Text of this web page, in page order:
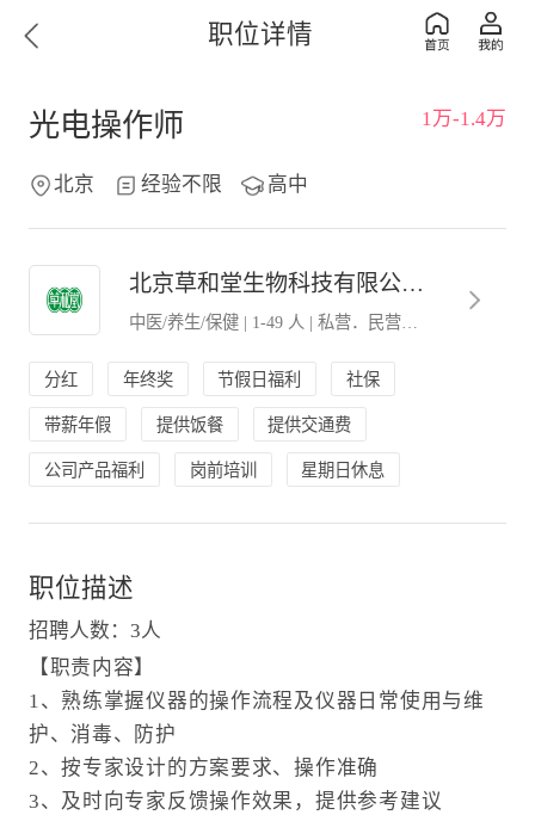
职位详情
光电操作师 1万-1.4万
北京 经验不限 高中
北京草和堂生物科技有限公司。
中医/养生/保健 | 1-49 人 | 私营．民营企业
分红 年终奖 节假日福利 社保
带薪年假 提供饭餐 提供交通费
公司产品福利 岗前培训 星期日休息
职位描述
招聘人数：3人
【职责内容】
1、熟练掌握仪器的操作流程及仪器日常使用与维
护、消毒、防护
2、按专家设计的方案要求、操作准确
3、及时向专家反馈操作效果，提供参考建议